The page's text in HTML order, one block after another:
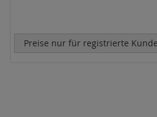
Preise nur für registrierte